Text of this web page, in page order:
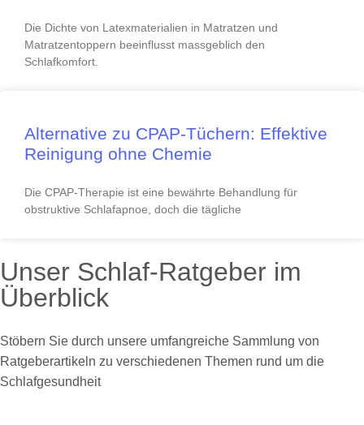
Die Dichte von Latexmaterialien in Matratzen und
Matratzentoppern beeinflusst massgeblich den
Schlafkomfort.
Alternative zu CPAP-Tüchern: Effektive
Reinigung ohne Chemie
Die CPAP-Therapie ist eine bewährte Behandlung für
obstruktive Schlafapnoe, doch die tägliche
Unser Schlaf-Ratgeber im
Überblick
Stöbern Sie durch unsere umfangreiche Sammlung von
Ratgeberartikeln zu verschiedenen Themen rund um die
Schlafgesundheit